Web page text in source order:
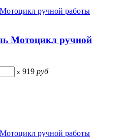
Мотоцикл ручной
x 919 руб